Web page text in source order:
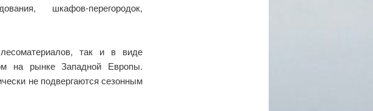
шкафов-перегородок,
так и в виде
на рынке Западной Европы.
не подвергаются сезонным